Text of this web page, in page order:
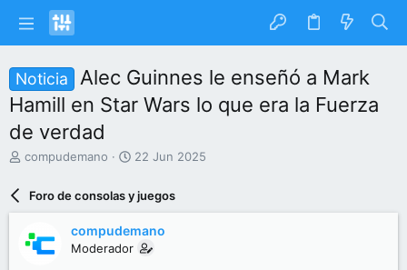
Noticia
Alec Guinnes le enseñó a Mark
Hamill en Star Wars lo que era la Fuerza
de verdad
I
a
compudemano
F
c
h
d
e
22 Jun 2025
Foro de consolas y juegos
compudemano
Moderador